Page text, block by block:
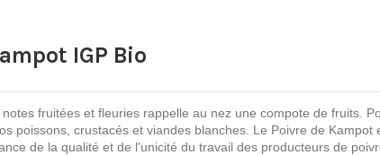
IGP Bio
fruitées et fleuries rappelle au nez une compote de fruits.
poissons, crustacés et viandes blanches. Le Poivre de
de la qualité et de l'unicité du travail des producteurs de